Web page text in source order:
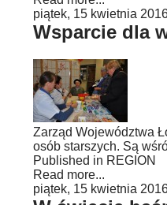
piątek, 15 kwietnia
Wsparcie dla
Zarząd Województwa
osób starszych. Są
Published in REGION
Read more...
piątek, 15 kwietnia